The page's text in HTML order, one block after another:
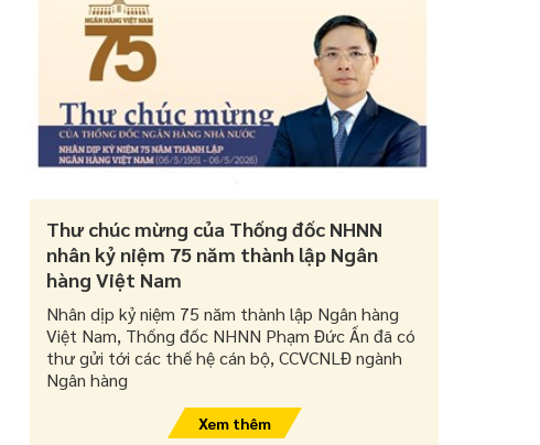
Thư chúc mừng của Thống đốc NHNN
nhân kỷ niệm 75 năm thành lập Ngân
hàng Việt Nam
Nhân dịp kỷ niệm 75 năm thành lập Ngân hàng
Việt Nam, Thống đốc NHNN Phạm Đức Ấn đã có
thư gửi tới các thế hệ cán bộ, CCVCNLĐ ngành
Ngân hàng
Xem thêm